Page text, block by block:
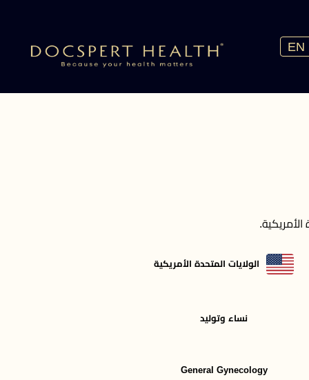
EN
الولايات المتحدة الأمريكية
نساء وتوليد
General Gynecology